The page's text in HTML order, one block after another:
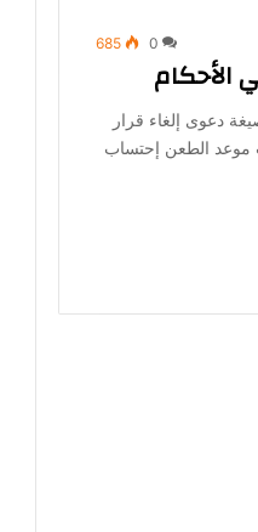
0
685
دعوى إلغاء قرار
موعد الطعن إحتساب